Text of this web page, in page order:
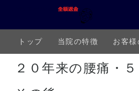
トップ 当院の特徴 お客様
ホーム 下半身の痛み 腰痛 ２０年来の腰痛・５
２０年来の腰痛・５